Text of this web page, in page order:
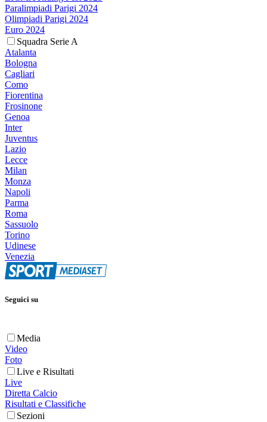
Paralimpiadi Parigi 2024
Olimpiadi Parigi 2024
Euro 2024
Squadra Serie A
Atalanta
Bologna
Cagliari
Como
Fiorentina
Frosinone
Genoa
Inter
Juventus
Lazio
Lecce
Milan
Monza
Napoli
Parma
Roma
Sassuolo
Torino
Udinese
Venezia
Seguici su
Media
Video
Foto
Live e Risultati
Live
Diretta Calcio
Risultati e Classifiche
Sezioni